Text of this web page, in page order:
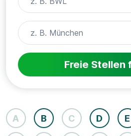
Freie Stellen
A B C D E